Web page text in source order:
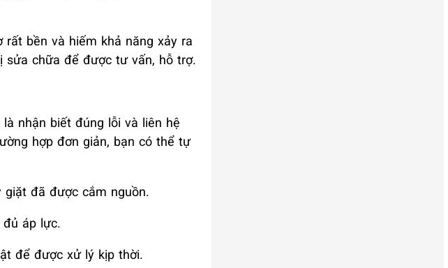
bền và hiếm khả năng xảy ra
sửa chữa để được tư vấn, hỗ trợ.
nhận biết đúng lỗi và liên hệ
hợp đơn giản, bạn có thể tự
giặt đã được cắm nguồn.
áp lực.
để được xử lý kịp thời.